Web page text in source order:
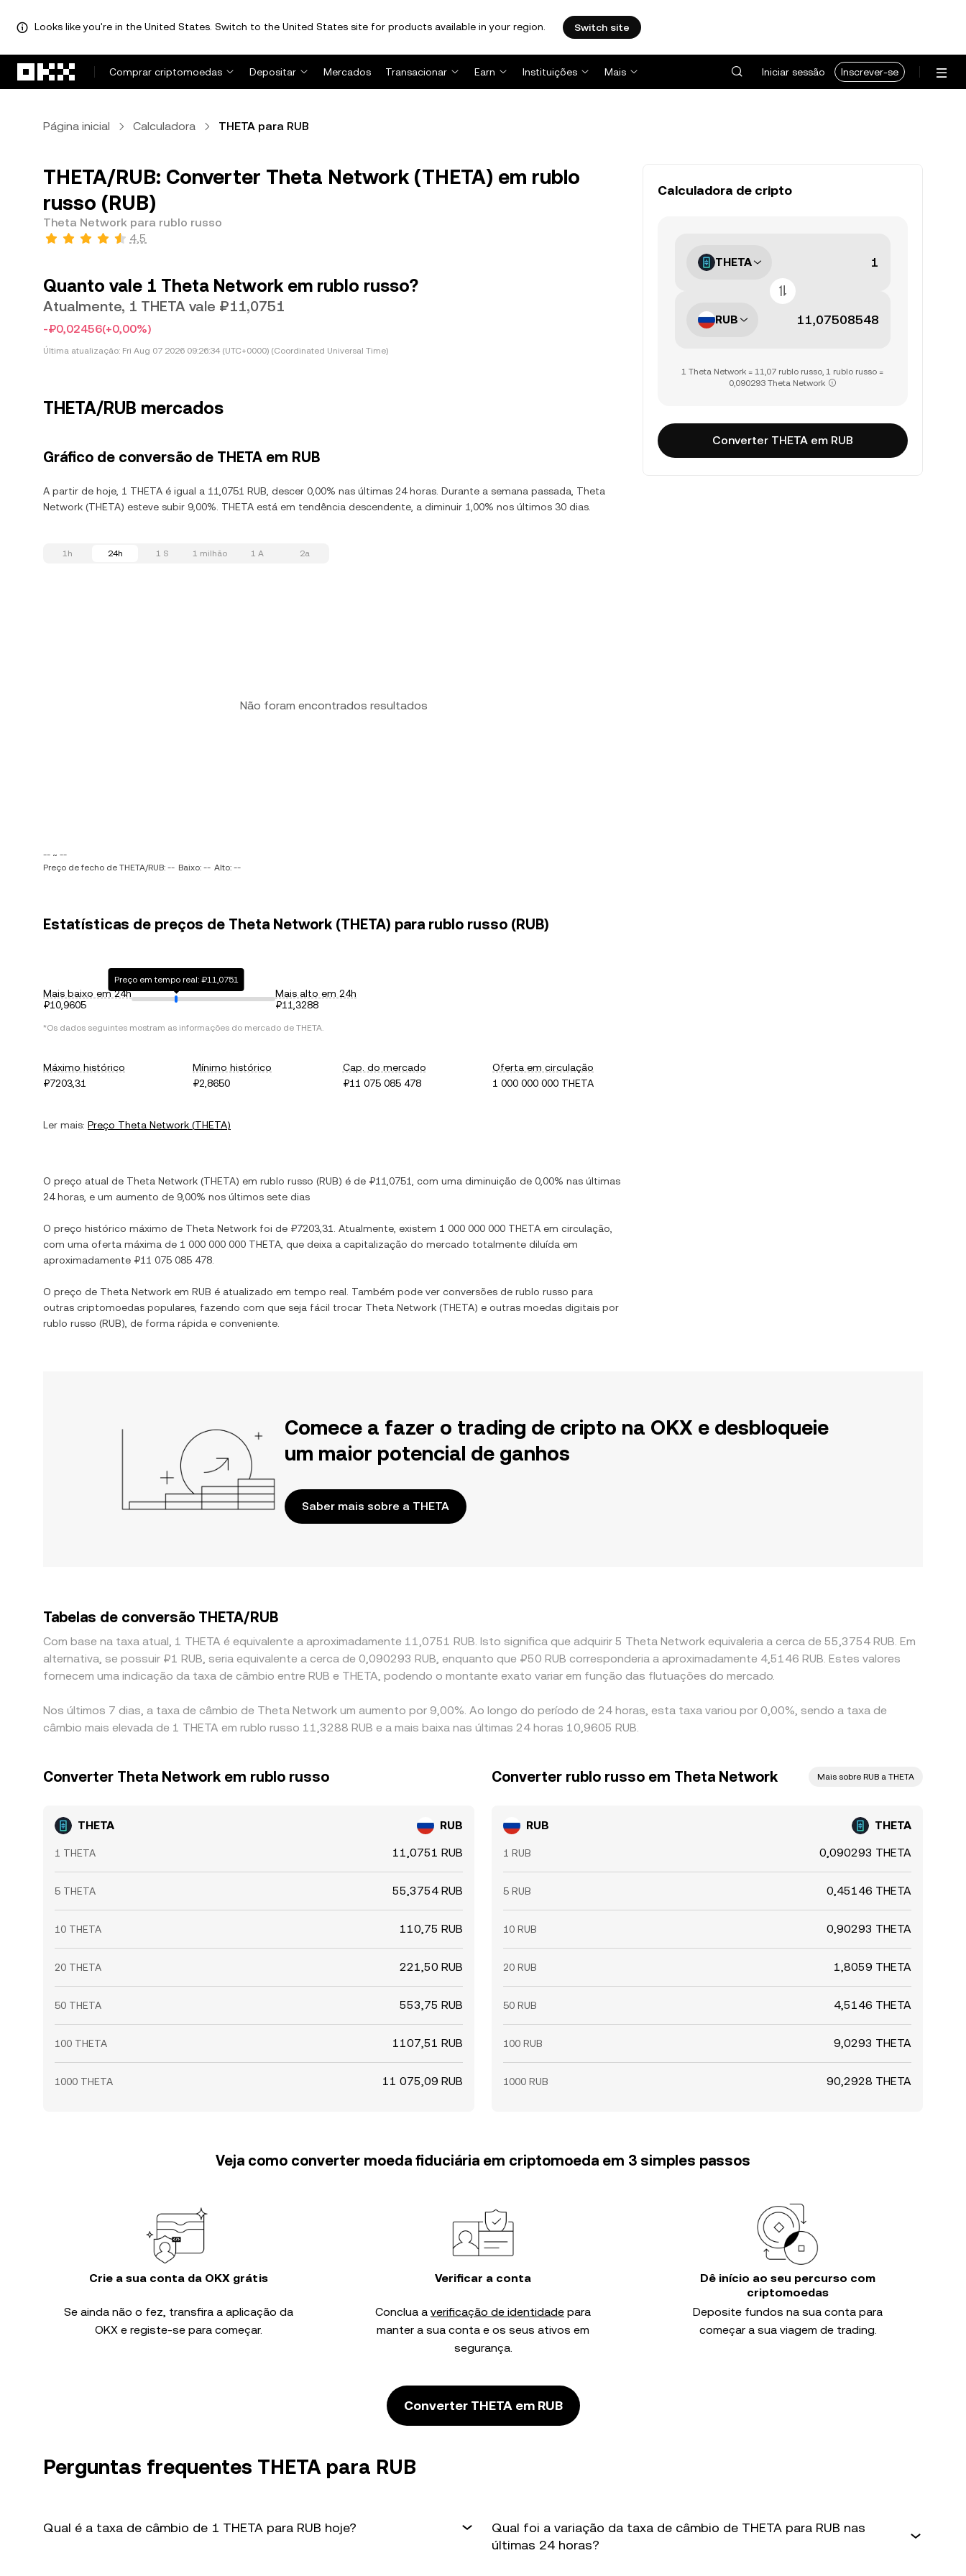
Looks like you're in the United States. Switch to the United States site for products available in your region. Switch site
Comprar criptomoedas
Depositar Mercados Transacionar Earn Instituições Mais Iniciar sessão Inscrever-se
Página inicial Calculadora THETA para RUB
THETA/RUB: Converter Theta Network (THETA) em rublo
russo (RUB)
Theta Network para rublo russo
4,5
Quanto vale 1 Theta Network em rublo russo?
Atualmente, 1 THETA vale ₽11,0751
-₽0,02456(+0,00%)
Última atualização: Fri Aug 07 2026 09:26:34 (UTC+0000) (Coordinated Universal Time)
THETA/RUB mercados
Gráfico de conversão de THETA em RUB
A partir de hoje, 1 THETA é igual a 11,0751 RUB, descer 0,00% nas últimas 24 horas. Durante a semana passada, Theta
Network (THETA) esteve subir 9,00%. THETA está em tendência descendente, a diminuir 1,00% nos últimos 30 dias.
1h 24h 1 S 1 milhão 1 A 2a
Não foram encontrados resultados
-- ~ --
Preço de fecho de THETA/RUB: -- Baixo: -- Alto: --
Estatísticas de preços de Theta Network (THETA) para rublo russo (RUB)
Mais baixo em 24h
₽10,9605
Preço em tempo real: ₽11,0751
Mais alto em 24h
₽11,3288
*Os dados seguintes mostram as informações do mercado de THETA.
Máximo histórico
₽7203,31
Mínimo histórico
₽2,8650
Cap. do mercado
₽11 075 085 478
Oferta em circulação
1 000 000 000 THETA
Ler mais: Preço Theta Network (THETA)
O preço atual de Theta Network (THETA) em rublo russo (RUB) é de ₽11,0751 , com uma diminuição de 0,00% nas últimas
24 horas, e um aumento de 9,00% nos últimos sete dias
O preço histórico máximo de Theta Network foi de ₽7203,31 . Atualmente, existem 1 000 000 000 THETA em circulação,
com uma oferta máxima de 1 000 000 000 THETA , que deixa a capitalização do mercado totalmente diluída em
aproximadamente ₽11 075 085 478
O preço de Theta Network em RUB é atualizado em tempo real. Também pode ver conversões de rublo russo para
outras criptomoedas populares, fazendo com que seja fácil trocar Theta Network (THETA) e outras moedas digitais por
rublo russo (RUB), de forma rápida e conveniente.
Calculadora de cripto
THETA
RUB
1 Theta Network = 11,07 rublo russo, 1 rublo russo =
0,090293 Theta Network
Converter THETA em RUB
Comece a fazer o trading de cripto na OKX e desbloqueie
um maior potencial de ganhos
Saber mais sobre a THETA
Tabelas de conversão THETA/RUB
Com base na taxa atual, 1 THETA é equivalente a aproximadamente 11,0751 RUB. Isto significa que adquirir 5 Theta Network equivaleria a cerca de 55,3754 RUB. Em
alternativa, se possuir ₽1 RUB, seria equivalente a cerca de 0,090293 RUB, enquanto que ₽50 RUB corresponderia a aproximadamente 4,5146 RUB. Estes valores
fornecem uma indicação da taxa de câmbio entre RUB e THETA, podendo o montante exato variar em função das flutuações do mercado.
Nos últimos 7 dias, a taxa de câmbio de Theta Network um aumento por 9,00%. Ao longo do período de 24 horas, esta taxa variou por 0,00%, sendo a taxa de
câmbio mais elevada de 1 THETA em rublo russo 11,3288 RUB e a mais baixa nas últimas 24 horas 10,9605 RUB.
Converter Theta Network em rublo russo
THETA RUB
1 THETA 11,0751 RUB
5 THETA 55,3754 RUB
10 THETA 110,75 RUB
20 THETA 221,50 RUB
50 THETA 553,75 RUB
100 THETA 1107,51 RUB
1000 THETA 11 075,09 RUB
Converter rublo russo em Theta Network Mais sobre RUB a THETA
RUB THETA
1 RUB 0,090293 THETA
5 RUB 0,45146 THETA
10 RUB 0,90293 THETA
20 RUB 1,8059 THETA
50 RUB 4,5146 THETA
100 RUB 9,0293 THETA
1000 RUB 90,2928 THETA
Veja como converter moeda fiduciária em criptomoeda em 3 simples passos
Crie a sua conta da OKX grátis
Se ainda não o fez, transfira a aplicação da
OKX e registe-se para começar.
Verificar a conta
Conclua a verificação de identidade para
manter a sua conta e os seus ativos em
segurança.
Dê início ao seu percurso com
criptomoedas
Deposite fundos na sua conta para
começar a sua viagem de trading.
Converter THETA em RUB
Perguntas frequentes THETA para RUB
Qual é a taxa de câmbio de 1 THETA para RUB hoje?
Qual foi a variação da taxa de câmbio de THETA para RUB nas
últimas 24 horas?